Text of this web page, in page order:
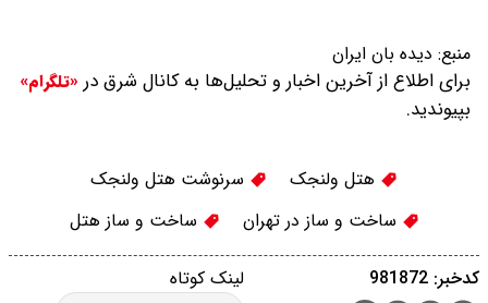
منبع: دیده بان ایران
برای اطلاع از آخرین اخبار و تحلیل‌ها به کانال شرق در «تلگرام»
بپیوندید.
هتل ولنجک
سرنوشت هتل ولنجک
ساخت و ساز در تهران
ساخت و ساز هتل
لینک کوتاه کدخبر: 981872